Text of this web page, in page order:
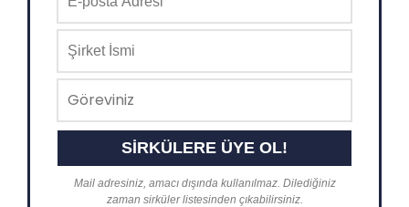
Mail adresiniz, amacı dışında kullanılmaz. Dilediğiniz
zaman sirküler listesinden çıkabilirsiniz.